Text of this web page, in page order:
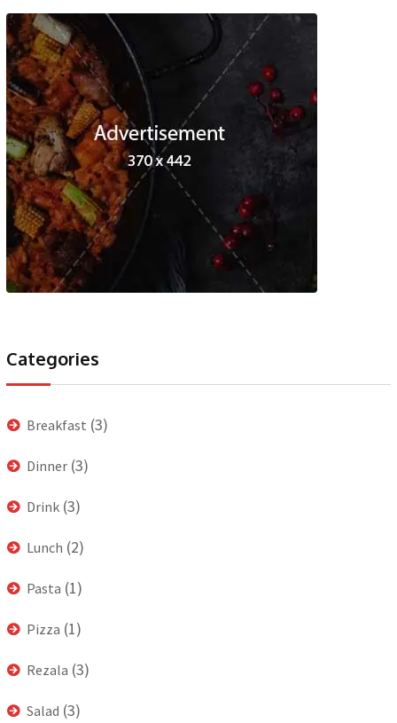
Categories
Breakfast (3)
Dinner (3)
Drink (3)
Lunch (2)
Pasta (1)
Pizza (1)
Rezala (3)
Salad (3)